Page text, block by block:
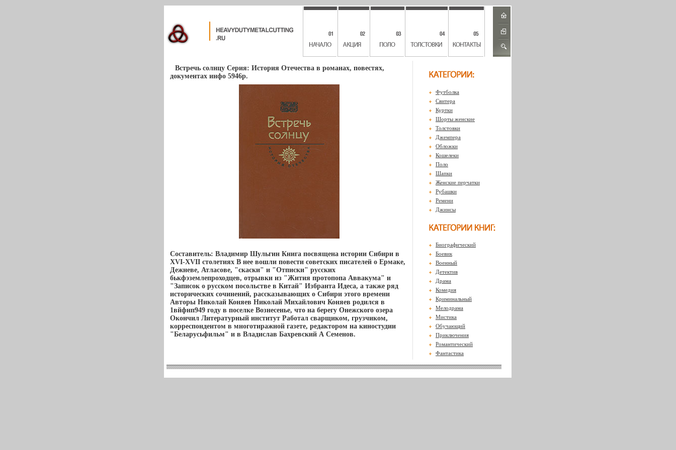
Встречь солнцу Серия: История Отечества в романах, повестях,
документах инфо 5946p.
Составитель: Владимир Шульгин Книга посвящена истории Сибири в
XVI-XVII столетиях В нее вошли повести советских писателей о Ермаке,
Дежневе, Атласове, "скаски" и "Отписки" русских
бькфэземлепроходцев, отрывки из "Жития протопопа Аввакума" и
"Записок о русском посольстве в Китай" Избранта Идеса, а также ряд
исторических сочинений, рассказывающих о Сибири этого времени
Авторы Николай Коняев Николай Михайлович Коняев родился в
1вйфнп949 году в поселке Вознесенье, что на берегу Онежского озера
Окончил Литературный институт Работал сварщиком, грузчиком,
корреспондентом в многотиражной газете, редактором на киностудии
"Беларусьфильм" и в Владислав Бахревский А Семенов.
Футболка
Свитера
Куртки
Шорты женские
Толстовки
Джемпера
Обложки
Кошелеки
Поло
Шапки
Женские перчатки
Рубашки
Ремени
Джинсы
Биографический
Боевик
Военный
Детектив
Драма
Комедия
Криминальный
Мелодрама
Мистика
Обучающий
Приключения
Романтический
Фантастика